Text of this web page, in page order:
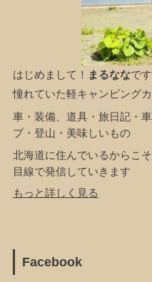
はじめまして！ まるななです
憧れていた軽キャンピング
車・装備、道具・旅日記・
プ・登山・美味しいもの
北海道に住んでいるからこ
目線で発信していきます
もっと詳しく見る
Facebook